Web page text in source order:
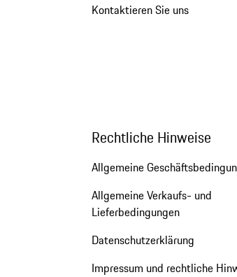
Kontaktieren Sie uns
Rechtliche Hinweise
Allgemeine
Allgemeine Verkaufs- und
Lieferbedingungen
Datenschutzerklärung
Impressum und rechtliche